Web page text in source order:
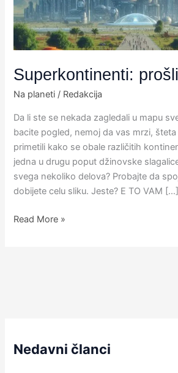
Superkontinenti:
Na planeti / Redakcija
Da li ste se nekada zagledali u mapu
bacite pogled, nemoj da vas mrzi, šteta
primetili kako se obale različitih
jedna u drugu poput džinovske
svega nekoliko delova? Probajte da
dobijete celu sliku. Jeste?​ E TO VAM […]
Read More »
Nedavni članci